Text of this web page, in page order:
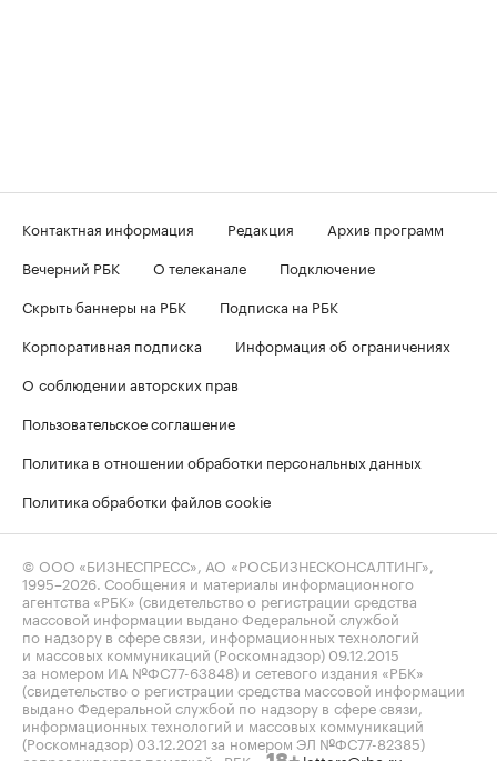
Контактная информация Редакция
Архив программ
Вечерний РБК
О телеканале
Подключение
Скрыть баннеры на РБК
Подписка на РБК
Корпоративная подписка
Информация об ограничениях
О соблюдении авторских прав
Пользовательское соглашение
Политика в отношении обработки персональных данных
Политика обработки файлов cookie
© ООО «БИЗНЕСПРЕСС», АО «РОСБИЗНЕСКОНСАЛТИНГ»,
1995–2026 . Сообщения и материалы информационного
агентства «РБК» (свидетельство о регистрации средства
массовой информации выдано Федеральной службой
по надзору в сфере связи, информационных технологий
и массовых коммуникаций (Роскомнадзор) 09.12.2015
за номером ИА №ФС77-63848) и сетевого издания «РБК»
(свидетельство о регистрации средства массовой информации
выдано Федеральной службой по надзору в сфере связи,
информационных технологий и массовых коммуникаций
(Роскомнадзор) 03.12.2021 за номером ЭЛ №ФС77-82385)